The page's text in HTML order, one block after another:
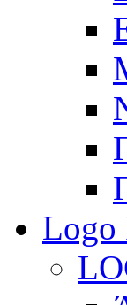
Logo